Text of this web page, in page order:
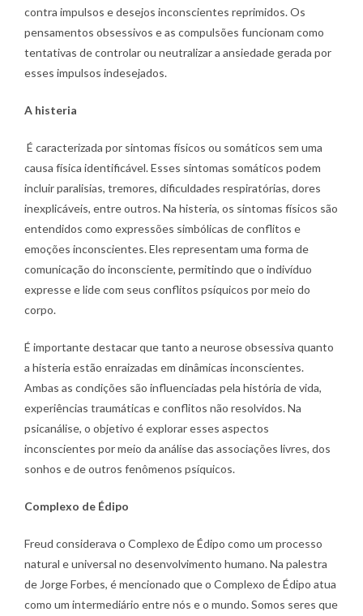
contra impulsos e desejos inconscientes reprimidos. Os
pensamentos obsessivos e as compulsões funcionam como
tentativas de controlar ou neutralizar a ansiedade gerada por
esses impulsos indesejados.
A histeria
É caracterizada por sintomas físicos ou somáticos sem uma
causa física identificável. Esses sintomas somáticos podem
incluir paralisias, tremores, dificuldades respiratórias, dores
inexplicáveis, entre outros. Na histeria, os sintomas físicos são
entendidos como expressões simbólicas de conflitos e
emoções inconscientes. Eles representam uma forma de
comunicação do inconsciente, permitindo que o indivíduo
expresse e lide com seus conflitos psíquicos por meio do
corpo.
É importante destacar que tanto a neurose obsessiva quanto
a histeria estão enraizadas em dinâmicas inconscientes.
Ambas as condições são influenciadas pela história de vida,
experiências traumáticas e conflitos não resolvidos. Na
psicanálise, o objetivo é explorar esses aspectos
inconscientes por meio da análise das associações livres, dos
sonhos e de outros fenômenos psíquicos.
Complexo de Édipo
Freud considerava o Complexo de Édipo como um processo
natural e universal no desenvolvimento humano. Na palestra
de Jorge Forbes, é mencionado que o Complexo de Édipo atua
como um intermediário entre nós e o mundo. Somos seres que